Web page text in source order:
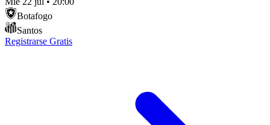
Botafogo
Santos
Registrarse Gratis